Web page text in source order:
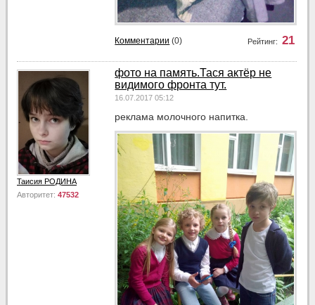
Комментарии (0) Рейтинг: 21
Таисия РОДИНА
Авторитет: 47532
фото на память.Тася актёр не
видимого фронта тут.
16.07.2017 05:12
реклама молочного напитка.